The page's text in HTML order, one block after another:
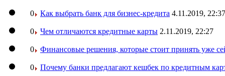
0 Как выбрать банк для бизнес-кредита 4.11.2019, 22:37
0 Чем отличаются кредитные карты 2.11.2019, 22:27
0 Финансовые решения, которые стоит принять уже
0 Почему банки предлагают кешбек по кредитным